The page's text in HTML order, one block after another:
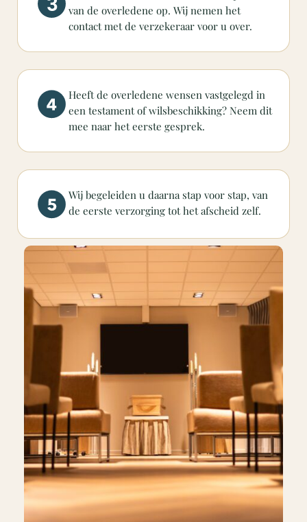
van de overledene op. Wij nemen het
contact met de verzekeraar voor u over.
Heeft de overledene wensen vastgelegd in
een testament of wilsbeschikking? Neem dit
mee naar het eerste gesprek.
Wij begeleiden u daarna stap voor stap, van
de eerste verzorging tot het afscheid zelf.